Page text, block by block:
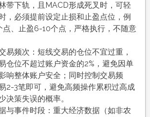
带下轨，且MACD形成死叉时，可轻
，必须提前设定止损和止盈点位，例
点、止盈6-10个点，严格执行，不随意
易频次：短线交易的仓位不宜过重，
仓位不超过账户资金的2%，避免因单
响整体账户安全；同时控制交易频
2-3笔即可，避免高频操作累积过高成
决策失误的概率。
与事件时段：重大经济数据（如非农